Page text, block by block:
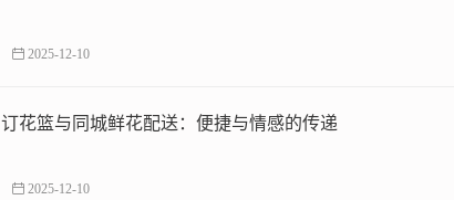
2025-12-10
订花篮与同城鲜花配送：便捷与情感的传递
2025-12-10